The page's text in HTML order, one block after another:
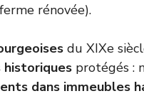
rénovée).
du XIXe
protégés :
dans immeubles